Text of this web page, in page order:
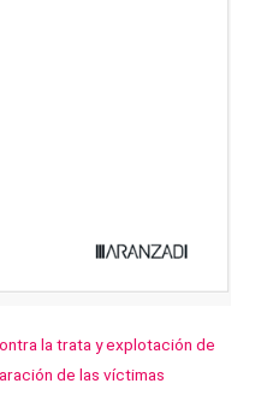
la trata y explotación de
de las víctimas